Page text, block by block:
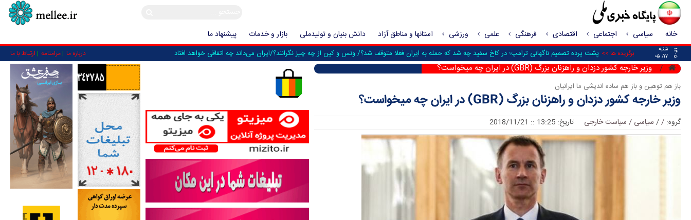
خانه سیاسی اجتماعی اقتصادی فرهنگی علمی ورزشی استانها و مناطق آزاد دانش بنیان و تولیدملی بازار و خدمات پیشنهاد ما
۱۴۰۵
شنبه
۱۷/ ۰۵
برگزیده ها >> پشت پرده تصمیم ناگهانی ترامپ؛ در کاخ سفید چه شد که حمله به ایران فعلا متوقف شد؟/ ونس و کین از چه چیز نگرانند؟/ایران می‌داند چه اتفاقی خواهد افتاد درباره ما مرامنامه ارتباط با ما
وزیر خارجه کشور دزدان و راهزنان بزرگ (GBR) در ایران چه میخواست؟
باز هم توهین و باز هم ساده اندیشی ما ایرانیان
وزیر خارجه کشور دزدان و راهزنان بزرگ (GBR) در ایران چه میخواست؟
گروه: /
/ سیاسی / سیاست خارجی تاریخ: 13:25 :: 2018/11/21